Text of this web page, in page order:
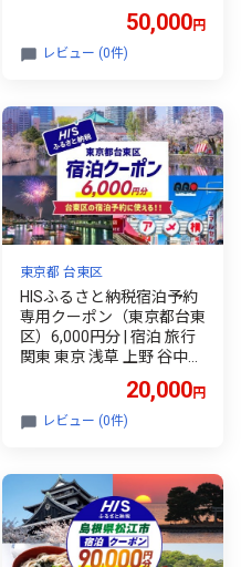
50,000円
レビュー (0件)
東京都 台東区
HISふるさと納税宿泊予約
専用クーポン（東京都台東
区）6,000円分 | 宿泊 旅行
関東 東京 浅草 上野 谷中
20,000円
レビュー (0件)